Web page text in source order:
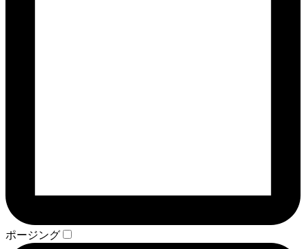
ポージング